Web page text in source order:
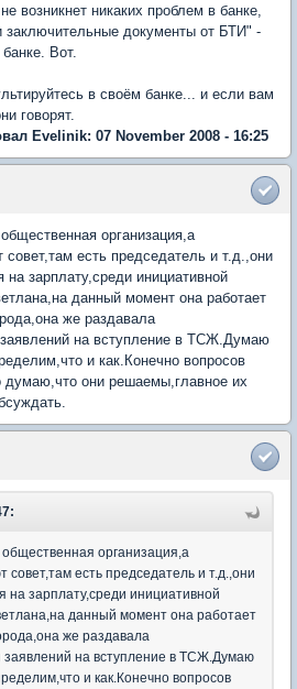
возникнет никаких проблем в банке,
заключительные документы от БТИ" -
Вот.
в своём банке... и если вам
говорят.
Evelinik: 07 November 2008 - 16:25
организация,а
есть председатель и т.д.,они
на зарплату,среди инициативной
данный момент она работает
же раздавала
на вступление в ТСЖ.Думаю
и как.Конечно вопросов
думаю,что они решаемы,главное их
организация,а
есть председатель и т.д.,они
на зарплату,среди инициативной
данный момент она работает
же раздавала
заявлений на вступление в ТСЖ.Думаю
и как.Конечно вопросов